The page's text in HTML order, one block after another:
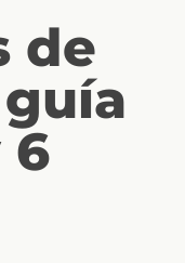
de
6